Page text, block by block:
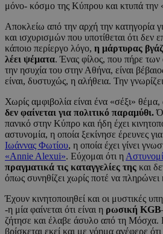
μόνο- κόσμο της Κύπρου και κτυπά την
Αποκλείω από την αρχή την κατηγορία
και ισχυρισμών που υποτίθεται ότι δεν
κάποιο περίεργο λόγο, η μάρτυρας
λέει ψέματα. Ένας φίλος, που πήρε των
την ησυχία του στην Αθήνα, είναι
είναι, δυστυχώς, η αλήθεια. Την
Χωρίς αμφιβολία είναι ένα «σέξι»
δεν φαίνεται για πολιτικό παραμύθι.
πανικό στην Κύπρο και ήδη έχει
αστυνομία, η οποία ξεκίνησε έρευνες για
Ιωάννας Φωτίου, η οποία έχει γίνει
«Annie Alexui». Εύχομαι ότι η
πραγματικά τις καταγγελίες της και
όπως συνηθίζει χωρίς ποτέ να πληρώνει
Έχουν κινητοποιηθεί και οι μυστικές
-η μία φαίνεται ότι είναι η ρωσική KGB
ζήτησε και έλαβε άσυλο από τη Μόσχα.
βρίσκεται εκεί και με νόημα ανέφερε